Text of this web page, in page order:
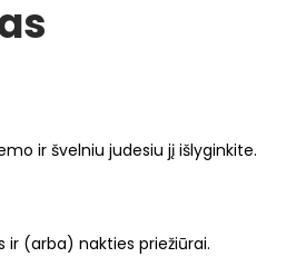
ir švelniu judesiu jį išlyginkite.
(arba) nakties priežiūrai.